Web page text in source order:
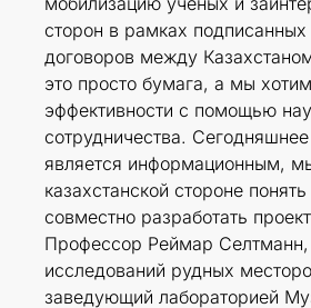
сторон в рамках
договоров между
это просто бумага, а мы
эффективности с помощью
сотрудничества.
является информационным,
казахстанской стороне
совместно разработать
Профессор Реймар
исследований рудных
заведующий лабораторией